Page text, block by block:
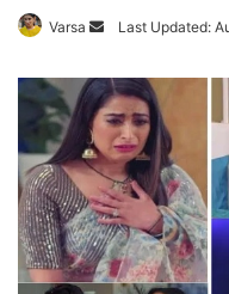
Varsa
Send
email
Last Updated: